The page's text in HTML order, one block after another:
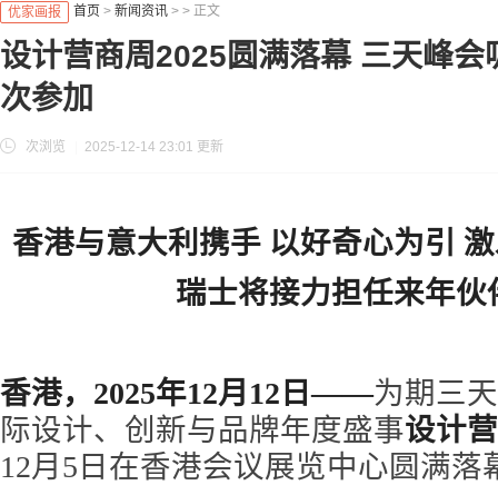
优家画报 首页 > 新闻资讯 > > 正文
设计营商周2025圆满落幕 三天峰会
次参加
次浏览 2025-12-14 23:01 更新
香港与意大利携手 以好奇心为引
瑞士将接力担任来年伙
香港，2025年12月12日——为期三
际设计、创新与品牌年度盛事设计
12月5日在香港会议展览中心圆满落